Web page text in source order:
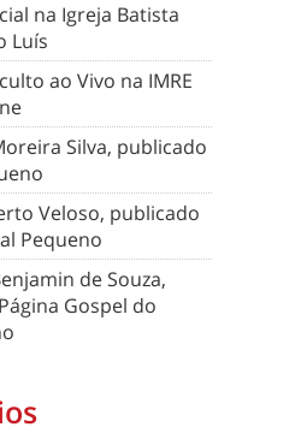
na Igreja Batista
Luís
ao Vivo na IMRE
Silva, publicado
Veloso, publicado
Pequeno
de Souza,
Gospel do